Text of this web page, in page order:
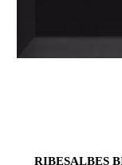
RIBESALBES